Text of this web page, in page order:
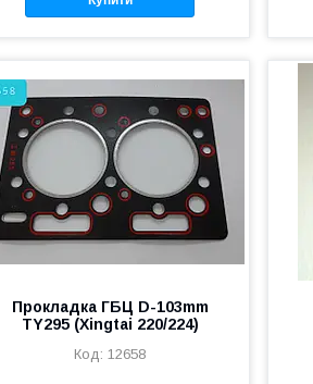
Прокладка ГБЦ D-103mm
TY295 (Xingtai 220/224)
12658